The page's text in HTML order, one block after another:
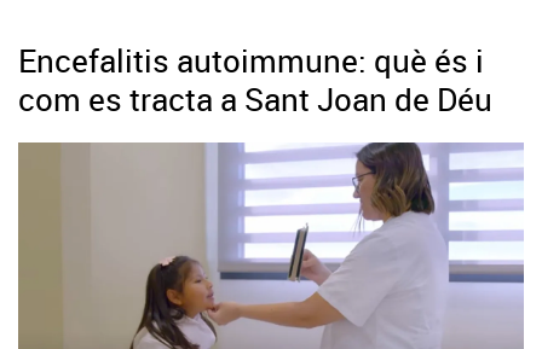
Encefalitis autoimmune: què és i
com es tracta a Sant Joan de Déu